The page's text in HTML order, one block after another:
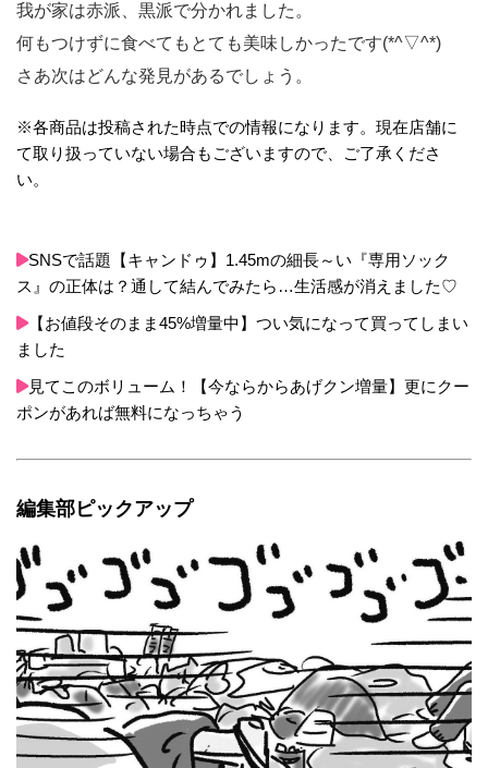
我が家は赤派、黒派で分かれました。
何もつけずに食べてもとても美味しかったです(*^▽^*)
さあ次はどんな発見があるでしょう。
※各商品は投稿された時点での情報になります。現在店舗に
て取り扱っていない場合もございますので、ご了承くださ
い。
SNSで話題【キャンドゥ】1.45mの細長～い『専用ソック
ス』の正体は？通して結んでみたら…生活感が消えました♡
【お値段そのまま45%増量中】つい気になって買ってしまい
ました
見てこのボリューム！【今ならからあげクン増量】更にクー
ポンがあれば無料になっちゃう
編集部ピックアップ